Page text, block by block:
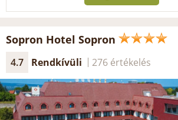
Sopron Hotel Sopron
4.7 Rendkívüli 276 értékelés